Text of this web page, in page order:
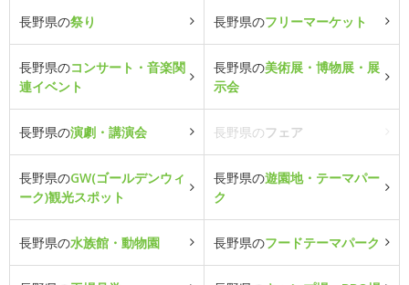
長野県の祭り 長野県のフリーマーケット
長野県のコンサート・音楽関
連イベント
長野県の美術展・博物展・展
示会
長野県の演劇・講演会 長野県のフェア
長野県のGW(ゴールデンウィ
ーク)観光スポット
長野県の遊園地・テーマパー
ク
長野県の水族館・動物園 長野県のフードテーマパーク